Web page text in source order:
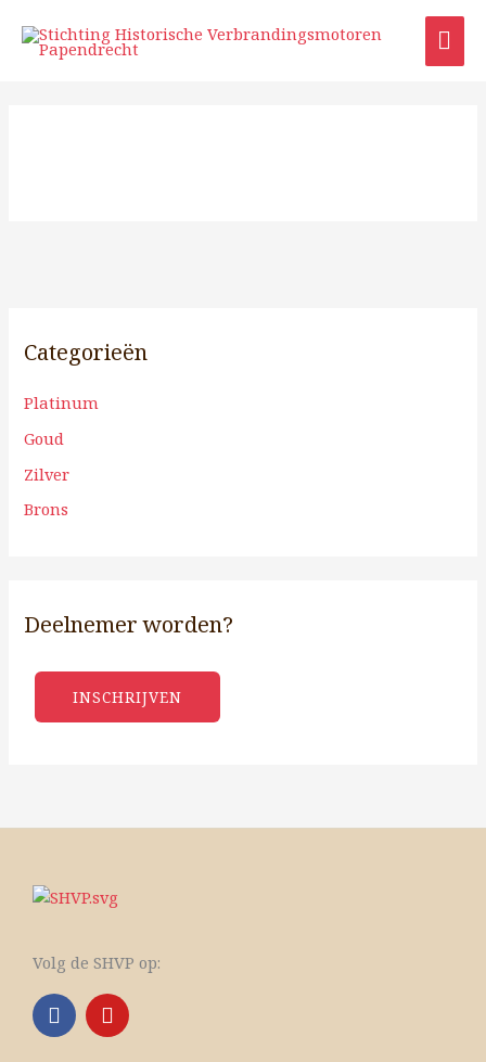
naar
Categorieën
Platinum
Goud
Zilver
Brons
Deelnemer worden?
INSCHRIJVEN
Volg de SHVP op:
F
a
c
Y
o
u